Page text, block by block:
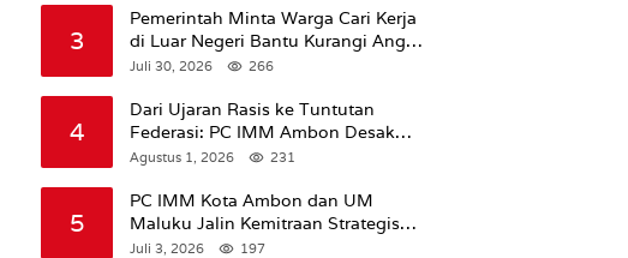
3
Pemerintah Minta Warga Cari Kerja
di Luar Negeri Bantu Kurangi Angka
Pengangguran
Juli 30, 2026 266
4
Dari Ujaran Rasis ke Tuntutan
Federasi: PC IMM Ambon Desak
Klarifikasi Presiden dan Imbau
Putih Di Maluku.
Agustus 1, 2026 231
5
PC IMM Kota Ambon dan UM
Maluku Jalin Kemitraan Strategis
untuk Cetak Kader Pencerah Bangsa
Juli 3, 2026 197